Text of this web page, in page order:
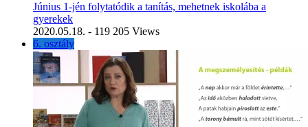
Június 1-jén folytatódik a tanítás, mehetnek iskolába a
gyerekek
2020.05.18. - 119 205 Views
6. osztály